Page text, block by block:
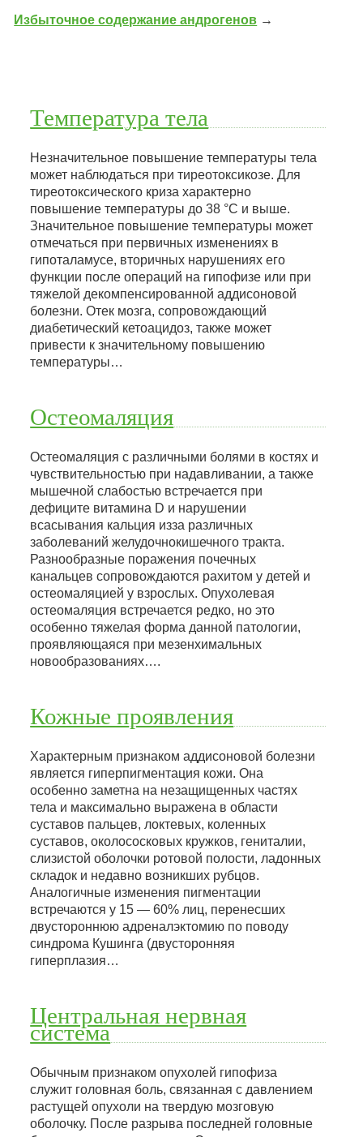
Избыточное содержание андрогенов →
Температура тела
Незначительное повышение температуры тела
может наблюдаться при тиреотоксикозе. Для
тиреотоксического криза характерно
повышение температуры до 38 °С и выше.
Значительное повышение температуры может
отмечаться при первичных изменениях в
гипоталамусе, вторичных нарушениях его
функции после операций на гипофизе или при
тяжелой декомпенсированной аддисоновой
болезни. Отек мозга, сопровождающий
диабетический кетоацидоз, также может
привести к значительному повышению
температуры…
Остеомаляция
Остеомаляция с различными болями в костях и
чувствительностью при надавливании, а также
мышечной слабостью встречается при
дефиците витамина D и нарушении
всасывания кальция изза различных
заболеваний желудочнокишечного тракта.
Разнообразные поражения почечных
канальцев сопровождаются рахитом у детей и
остеомаляцией у взрослых. Опухолевая
остеомаляция встречается редко, но это
особенно тяжелая форма данной патологии,
проявляющаяся при мезенхимальных
новообразованиях….
Кожные проявления
Характерным признаком аддисоновой болезни
является гиперпигментация кожи. Она
особенно заметна на незащищенных частях
тела и максимально выражена в области
суставов пальцев, локтевых, коленных
суставов, околососковых кружков, гениталии,
слизистой оболочки ротовой полости, ладонных
складок и недавно возникших рубцов.
Аналогичные изменения пигментации
встречаются у 15 — 60% лиц, перенесших
двустороннюю адреналэктомию по поводу
синдрома Кушинга (двусторонняя
гиперплазия…
Центральная нервная
система
Обычным признаком опухолей гипофиза
служит головная боль, связанная с давлением
растущей опухоли на твердую мозговую
оболочку. После разрыва последней головные